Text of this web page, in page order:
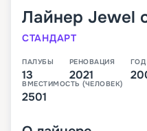
Лайнер Jewel
СТАНДАРТ
ПАЛУБЫ
13
РЕНОВАЦИЯ
2021
ВМЕСТИМОСТЬ (ЧЕЛОВЕК)
2501